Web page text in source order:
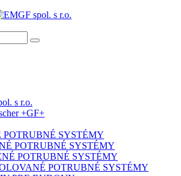
s r.o.
+GF+
POTRUBNÉ SYSTÉMY
POTRUBNÉ SYSTÉMY
POTRUBNÉ SYSTÉMY
POTRUBNÉ SYSTÉMY